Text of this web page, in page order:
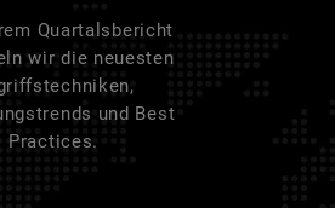
Quartalsbericht
wir die neuesten
und Best
Practices.